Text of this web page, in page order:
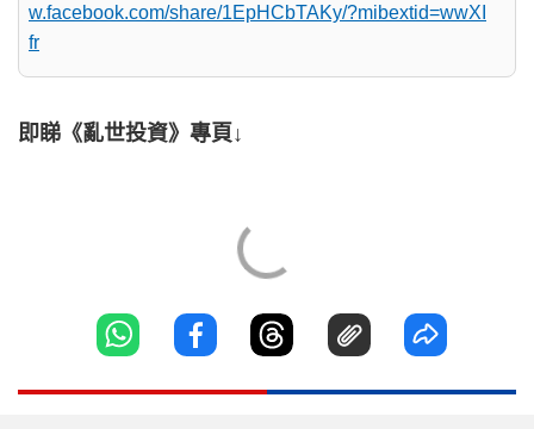
w.facebook.com/share/1EpHCbTAKy/?mibextid=wwXI
fr
即睇《亂世投資》專頁↓